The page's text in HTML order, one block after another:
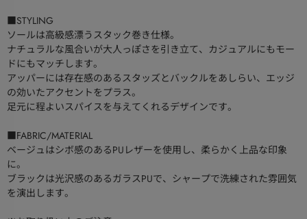
■STYLING
ソールは高級感漂うスタック巻き仕様。
ナチュラルな風合いが大人っぽさを引き立て、カジュアルにもモー
ドにもマッチします。
アッパーには存在感のあるスタッズとバックルをあしらい、エッジ
の効いたアクセントをプラス。
足元に程よいスパイスを与えてくれるデザインです。
■FABRIC/MATERIAL
ベージュはシボ感のあるPUレザーを使用し、柔らかく上品な印象
に。
ブラックは光沢感のあるガラスPUで、シャープで洗練された雰囲気
を演出します。